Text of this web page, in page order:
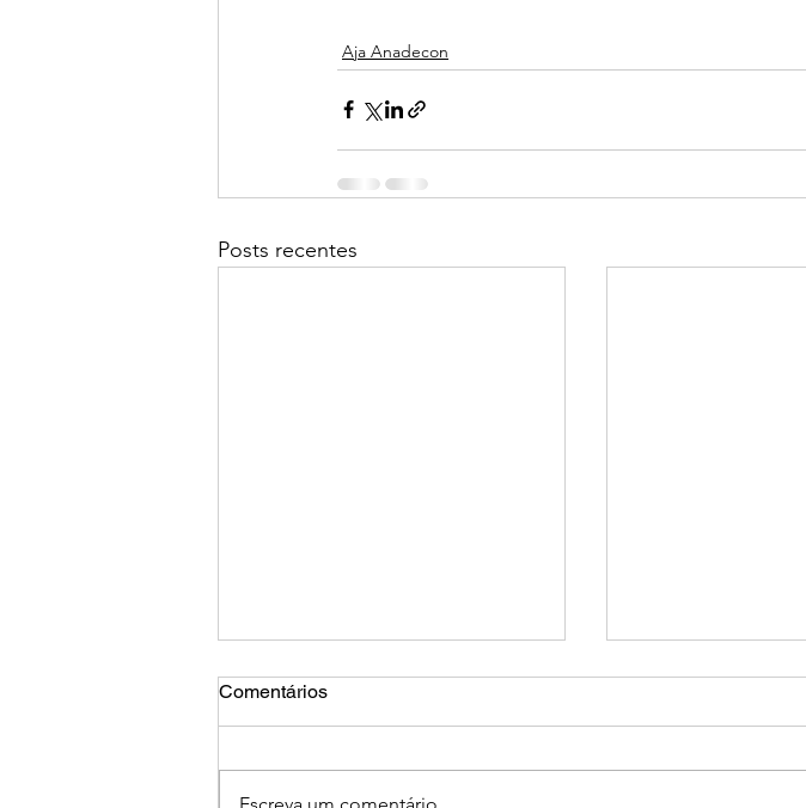
Aja Anadecon
Posts recentes
Comentários